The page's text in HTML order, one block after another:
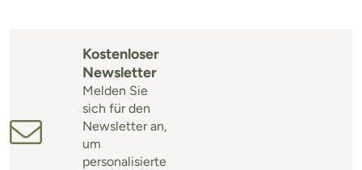
Kostenloser
Newsletter
Melden Sie
sich für den
Newsletter an,
um
personalisierte